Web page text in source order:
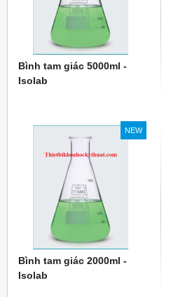
Bình tam giác 5000ml -
Isolab
NEW
Bình tam giác 2000ml -
Isolab